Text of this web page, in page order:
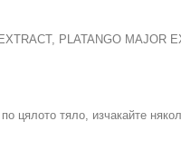
PLATANGO MAJOR
цялото тяло, изчакайте